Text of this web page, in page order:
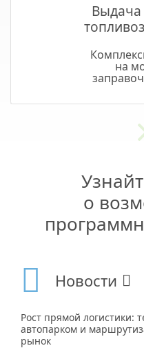
Выдача
на
о
Новости
Рост прямой логистики:
автопарком и
рынок